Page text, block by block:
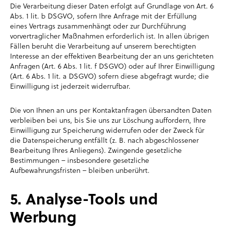
Die Verarbeitung dieser Daten erfolgt auf Grundlage von Art. 6
Abs. 1 lit. b DSGVO, sofern Ihre Anfrage mit der Erfüllung
eines Vertrags zusammenhängt oder zur Durchführung
vorvertraglicher Maßnahmen erforderlich ist. In allen übrigen
Fällen beruht die Verarbeitung auf unserem berechtigten
Interesse an der effektiven Bearbeitung der an uns gerichteten
Anfragen (Art. 6 Abs. 1 lit. f DSGVO) oder auf Ihrer Einwilligung
(Art. 6 Abs. 1 lit. a DSGVO) sofern diese abgefragt wurde; die
Einwilligung ist jederzeit widerrufbar.
Die von Ihnen an uns per Kontaktanfragen übersandten Daten
verbleiben bei uns, bis Sie uns zur Löschung auffordern, Ihre
Einwilligung zur Speicherung widerrufen oder der Zweck für
die Datenspeicherung entfällt (z. B. nach abgeschlossener
Bearbeitung Ihres Anliegens). Zwingende gesetzliche
Bestimmungen – insbesondere gesetzliche
Aufbewahrungsfristen – bleiben unberührt.
5. Analyse-Tools und
Werbung